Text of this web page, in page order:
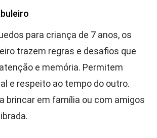
para criança de 7 anos, os
trazem regras e desafios que
e memória. Permitem
e respeito ao tempo do outro.
brincar em família ou com amigos